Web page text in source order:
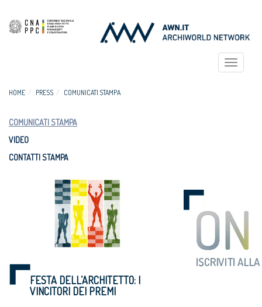
Toggle
HOME PRESS COMUNICATI STAMPA
COMUNICATI STAMPA
VIDEO
CONTATTI STAMPA
FESTA DELL’ARCHITETTO: I
VINCITORI DEI PREMI